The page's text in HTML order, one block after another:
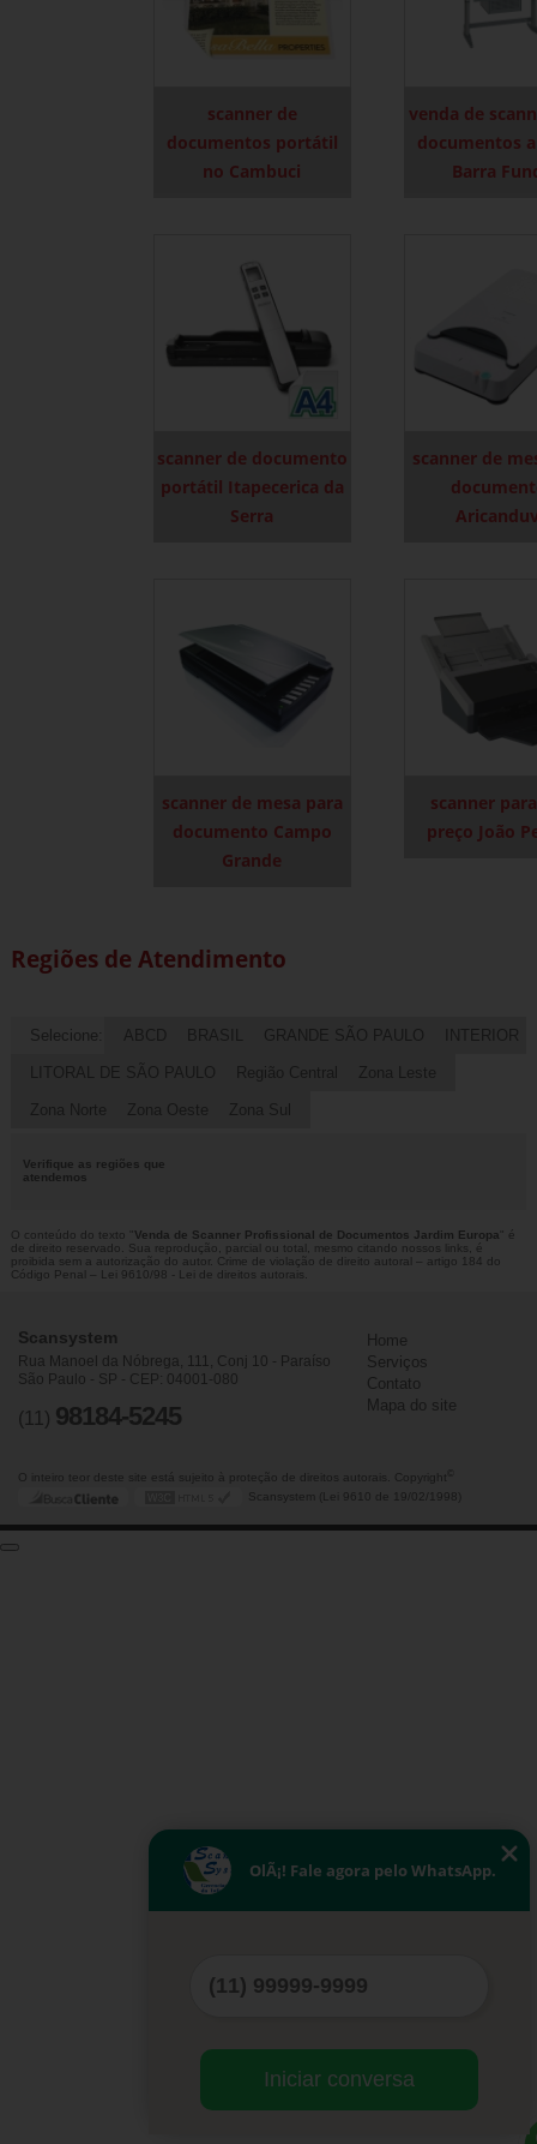
scanner de
documentos portátil
no Cambuci
venda de
documentos
Barra
scanner de documento
portátil Itapecerica da
Serra
scanner de
scanner de mesa para
documento Campo
Grande
scanner
preço João
Regiões de Atendimento
Selecione: ABCD BRASIL GRANDE SÃO PAULO INTERIOR
LITORAL DE SÃO PAULO Região Central Zona Leste
Zona Norte Zona Oeste Zona Sul
Verifique as regiões que
atendemos
O conteúdo do texto " Venda de Scanner Profissional de Documentos Jardim Europa " é
de direito reservado. Sua reprodução, parcial ou total, mesmo citando nossos links, é
proibida sem a autorização do autor. Crime de violação de direito autoral – artigo 184 do
Código Penal –
Lei 9610/98 - Lei de direitos autorais
Scansystem
Rua Manoel da Nóbrega, 111, Conj 10 - Paraíso
São Paulo - SP - CEP: 04001-080
(11) 98184-5245
Home
Serviços
Contato
Mapa do site
O inteiro teor deste site está sujeito à proteção de direitos autorais. Copyright
Scansystem (Lei 9610 de 19/02/1998)
OlÃ¡! Fale agora pelo WhatsApp.
Iniciar conversa